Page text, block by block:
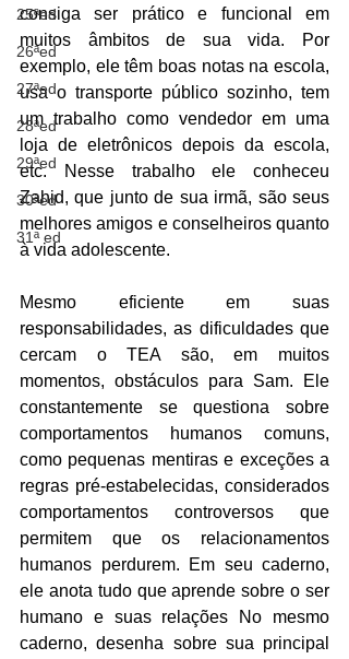
25ªed
26ªed
27ªed
28ªed
29ªed
30ªed
31ª ed
consiga ser prático e funcional em
muitos âmbitos de sua vida. Por
exemplo, ele têm boas notas na escola,
usa o transporte público sozinho, tem
um trabalho como vendedor em uma
loja de eletrônicos depois da escola,
etc. Nesse trabalho ele conheceu
Zahid, que junto de sua irmã, são seus
melhores amigos e conselheiros quanto
à vida adolescente.
Mesmo eficiente em suas
responsabilidades, as dificuldades que
cercam o TEA são, em muitos
momentos, obstáculos para Sam. Ele
constantemente se questiona sobre
comportamentos humanos comuns,
como pequenas mentiras e exceções a
regras pré-estabelecidas, considerados
comportamentos controversos que
permitem que os relacionamentos
humanos perdurem. Em seu caderno,
ele anota tudo que aprende sobre o ser
humano e suas relações No mesmo
caderno, desenha sobre sua principal